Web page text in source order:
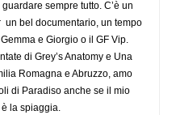
sempre tutto. C’è un
un bel documentario, un tempo
e Giorgio o il GF Vip.
di Grey’s Anatomy e Una
Romagna e Abruzzo, amo
di Paradiso anche se il mio
la spiaggia.